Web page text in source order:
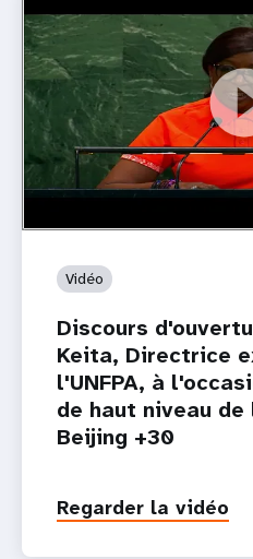
Vidéo
Discours
Keita, Directrice
l'UNFPA, à
de haut niveau de
Beijing +30
Regarder la vidéo